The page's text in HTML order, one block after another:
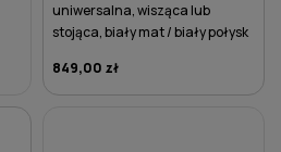
uniwersalna, wisząca lub
stojąca, biały mat / biały połysk
849,00 zł